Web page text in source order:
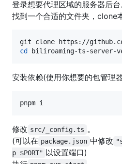
登录想要代理区域的服务器后台
找到一个合适的文件夹，clone
cd biliroaming-ts-server-
安装依赖(使用你想要的包管理
pnpm i
修改 src/_config.ts 。
(可以在 package.json 中修改
p $PORT" 以设置端口)